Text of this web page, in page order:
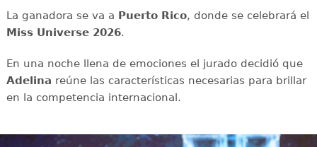
La ganadora se va a Puerto Rico, donde se celebrará el
Miss Universe 2026.
En una noche llena de emociones el jurado decidió que
Adelina reúne las características necesarias para brillar
en la competencia internacional.